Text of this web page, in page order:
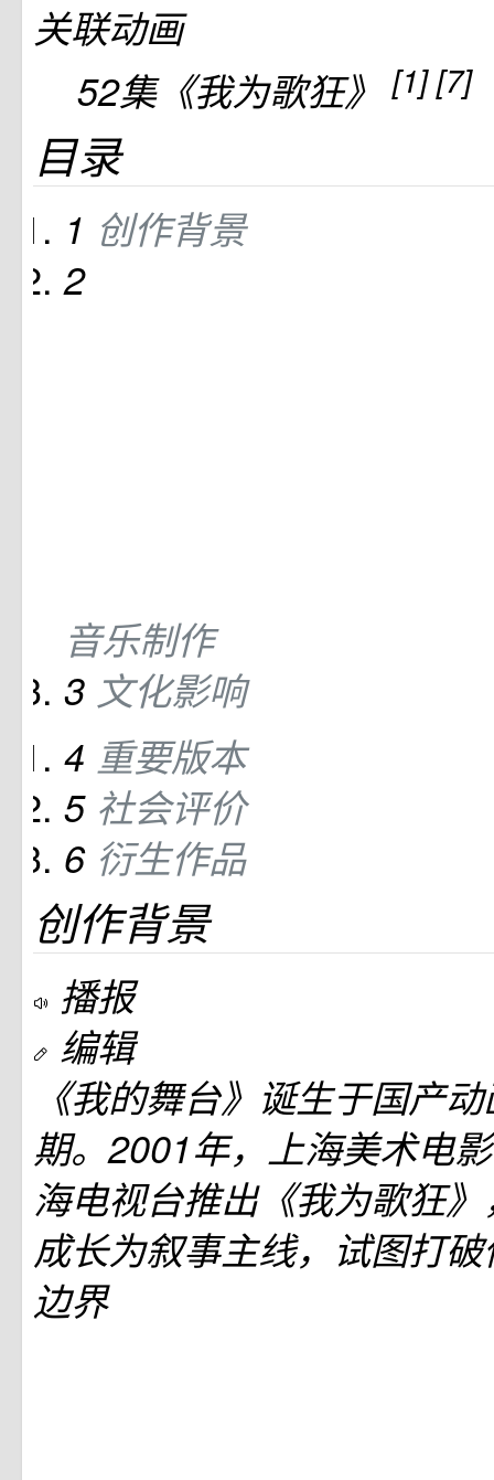
关联动画
52集《我为歌狂》[1][7]
目录
1 创作背景
2
音乐制作
3 文化影响
4 重要版本
5 社会评价
6 衍生作品
创作背景
播报
编辑
《我的舞台》诞生于国产
期。2001年，上海美术电
海电视台推出《我为歌狂
成长为叙事主线，试图打
边界